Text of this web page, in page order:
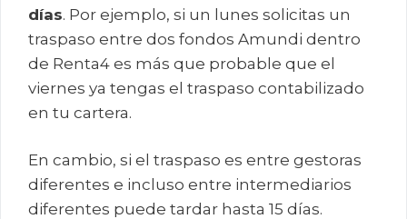
días. Por ejemplo, si un lunes solicitas un
traspaso entre dos fondos Amundi dentro
de Renta4 es más que probable que el
viernes ya tengas el traspaso contabilizado
en tu cartera.
En cambio, si el traspaso es entre gestoras
diferentes e incluso entre intermediarios
diferentes puede tardar hasta 15 días.